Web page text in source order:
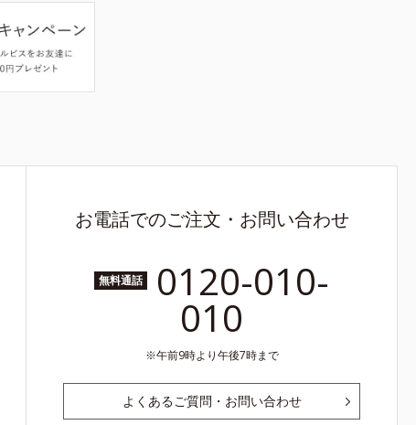
お電話でのご注文・お問い合わせ
無料通話 0120-010-
010
午前9時より午後7時まで
よくあるご質問・お問い合わせ